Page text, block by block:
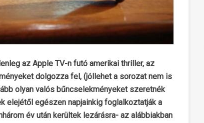
az Apple TV-n futó amerikai thriller, az
dolgozza fel, (jóllehet a sorozat nem is
olyan valós bűncselekményeket szeretnék
elejétől egészen napjainkig foglalkoztatják a
év után kerültek lezárásra- az alábbiakban